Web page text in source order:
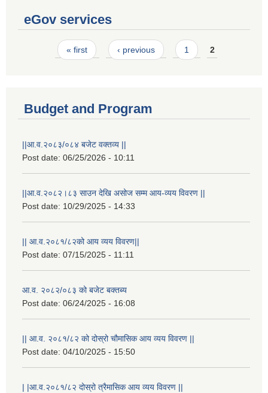
eGov services
Pages« first ‹ previous 1 2
Budget and Program
||आ.व.२०८३/०८४ बजेट वक्तव्य ||
Post date: 06/25/2026 - 10:11
||आ.व.२०८२।८३ साउन देखि असोज सम्म आय-व्यय विवरण ||
Post date: 10/29/2025 - 14:33
|| आ.व.२०८१/८२को आय व्यय विवरण||
Post date: 07/15/2025 - 11:11
आ.व. २०८२/०८३ को बजेट बक्तब्य
Post date: 06/24/2025 - 16:08
|| आ.व. २०८१/८२ को दोस्रो चौमासिक आय व्यय विवरण ||
Post date: 04/10/2025 - 15:50
| |आ.व.२०८१/८२ दोस्रो त्रैमासिक आय व्यय विवरण ||